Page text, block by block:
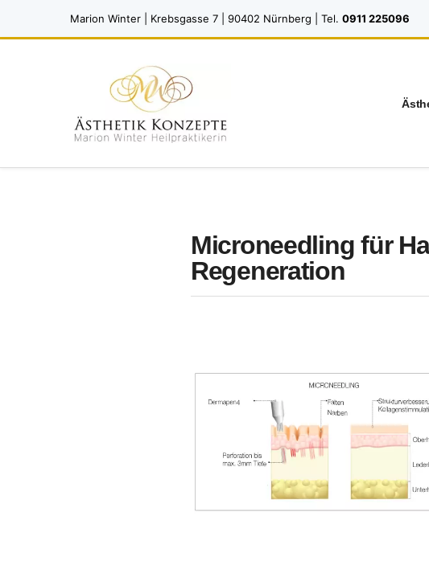
Marion Winter | Krebsgasse 7 | 90402 Nürnberg | Tel. 0911 225096
Microneedling für
Regeneration